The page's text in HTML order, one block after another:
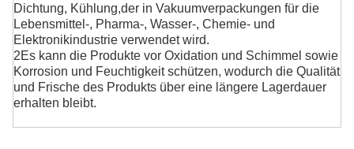
Dichtung, Kühlung,der in Vakuumverpackungen für die
Lebensmittel-, Pharma-, Wasser-, Chemie- und
Elektronikindustrie verwendet wird.
2Es kann die Produkte vor Oxidation und Schimmel sowie
Korrosion und Feuchtigkeit schützen, wodurch die Qualität
und Frische des Produkts über eine längere Lagerdauer
erhalten bleibt.